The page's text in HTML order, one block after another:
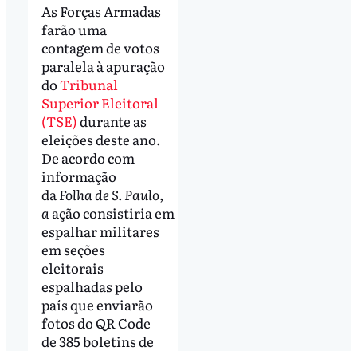
As Forças Armadas
farão uma
contagem de votos
paralela à apuração
doTribunal
Superior Eleitoral
(TSE)durante as
eleições deste ano.
De acordo com
informação
daFolha de S. Paulo,
aação consistiria em
espalhar militares
em seções
eleitorais
espalhadas pelo
país que enviarão
fotos do QR Code
de 385 boletins de